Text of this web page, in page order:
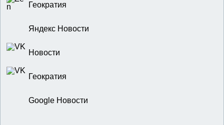
Геократия
Яндекс Новости
Новости
Геократия
Google Новости